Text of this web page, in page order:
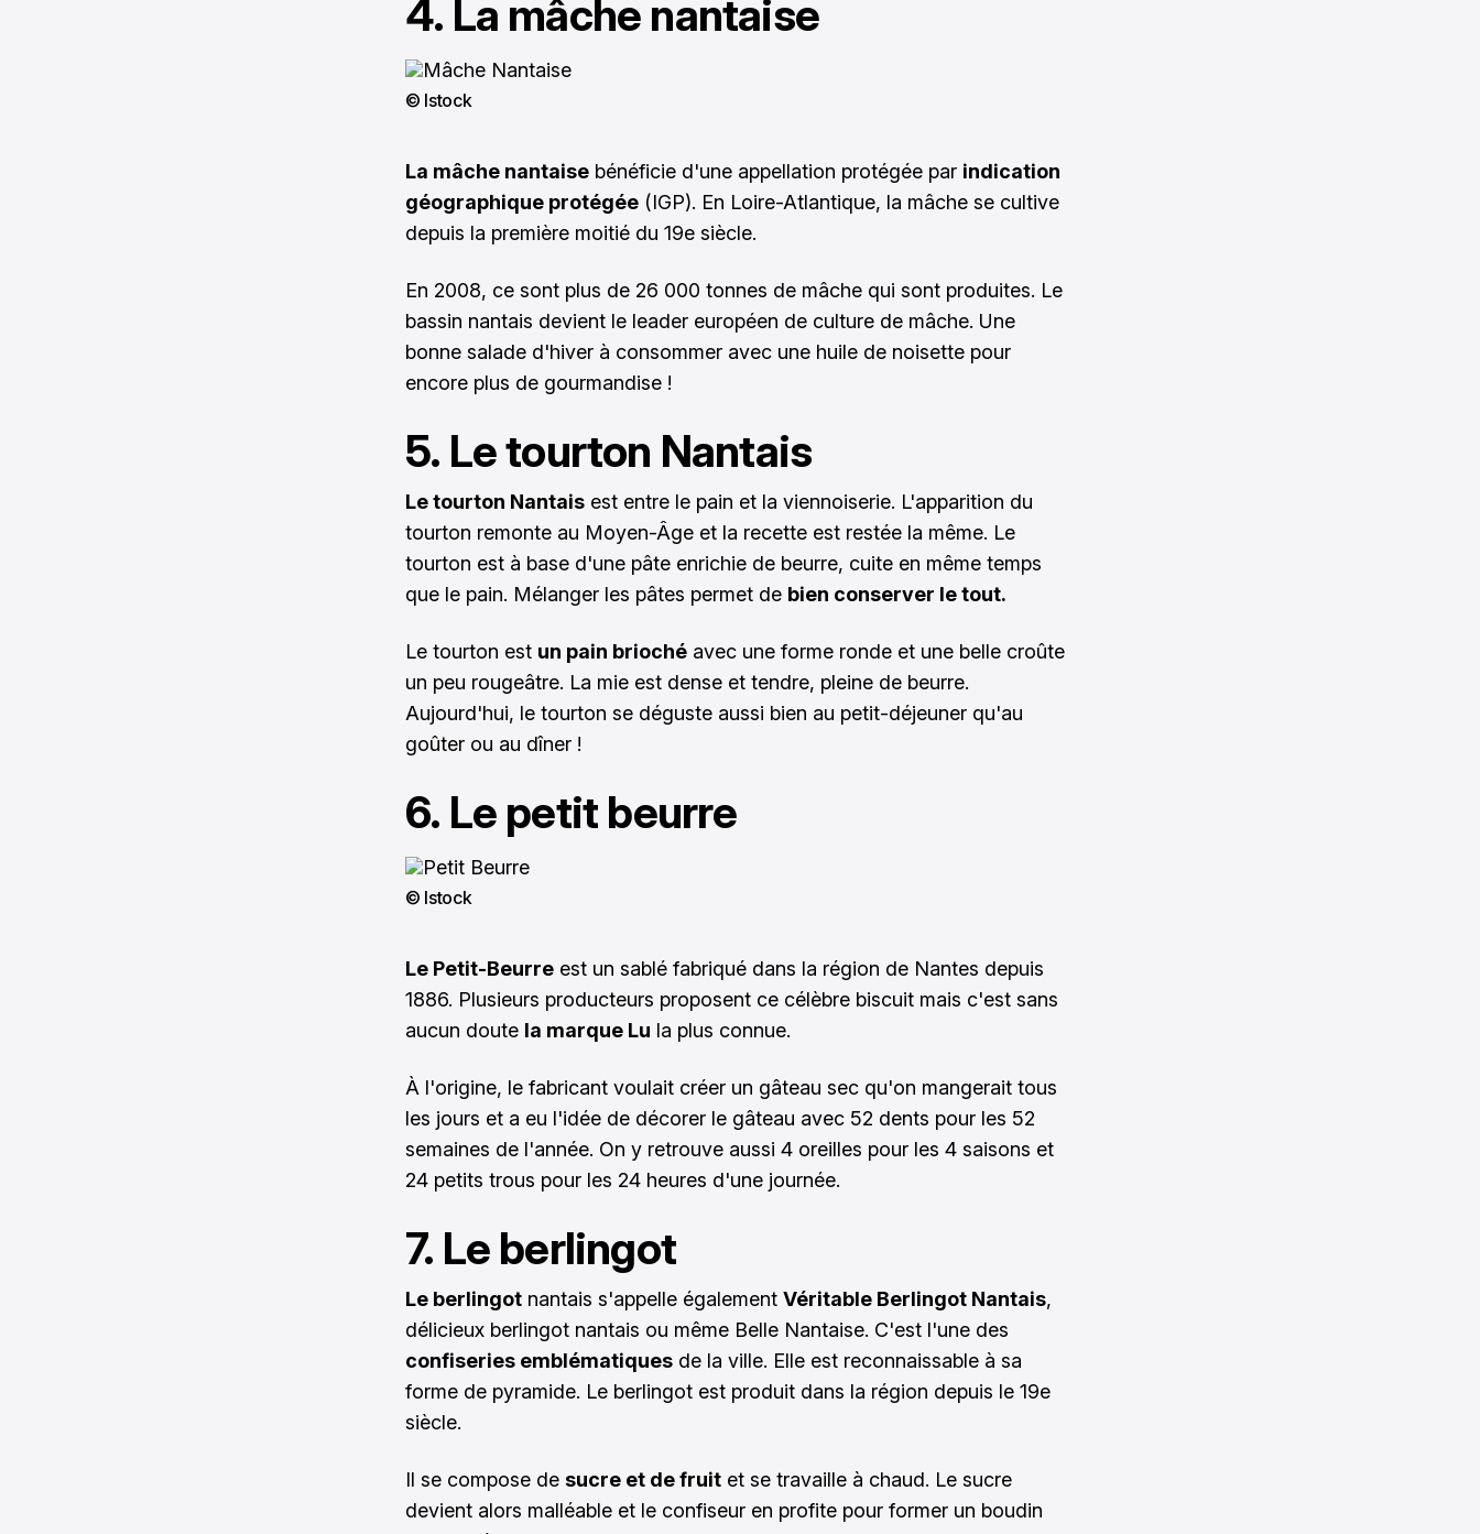
4. La mâche nantaise
© Istock
La mâche nantaise bénéficie d'une appellation protégée par indication
géographique protégée (IGP). En Loire-Atlantique, la mâche se cultive
depuis la première moitié du 19e siècle.
En 2008, ce sont plus de 26 000 tonnes de mâche qui sont produites. Le
bassin nantais devient le leader européen de culture de mâche. Une
bonne salade d'hiver à consommer avec une huile de noisette pour
encore plus de gourmandise !
5. Le tourton Nantais
Le tourton Nantais est entre le pain et la viennoiserie. L'apparition du
tourton remonte au Moyen-Âge et la recette est restée la même. Le
tourton est à base d'une pâte enrichie de beurre, cuite en même temps
que le pain. Mélanger les pâtes permet de bien conserver le tout.
Le tourton est un pain brioché avec une forme ronde et une belle croûte
un peu rougeâtre. La mie est dense et tendre, pleine de beurre.
Aujourd'hui, le tourton se déguste aussi bien au petit-déjeuner qu'au
goûter ou au dîner !
6. Le petit beurre
© Istock
Le Petit-Beurre est un sablé fabriqué dans la région de Nantes depuis
1886. Plusieurs producteurs proposent ce célèbre biscuit mais c'est sans
aucun doute la marque Lu la plus connue.
À l'origine, le fabricant voulait créer un gâteau sec qu'on mangerait tous
les jours et a eu l'idée de décorer le gâteau avec 52 dents pour les 52
semaines de l'année. On y retrouve aussi 4 oreilles pour les 4 saisons et
24 petits trous pour les 24 heures d'une journée.
7. Le berlingot
Le berlingot nantais s'appelle également Véritable Berlingot Nantais,
délicieux berlingot nantais ou même Belle Nantaise. C'est l'une des
confiseries emblématiques de la ville. Elle est reconnaissable à sa
forme de pyramide. Le berlingot est produit dans la région depuis le 19e
siècle.
Il se compose de sucre et de fruit et se travaille à chaud. Le sucre
devient alors malléable et le confiseur en profite pour former un boudin